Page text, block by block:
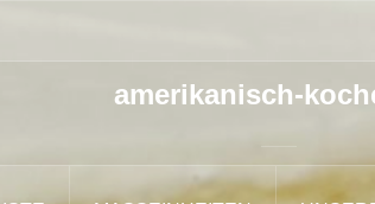
amerikanisch-